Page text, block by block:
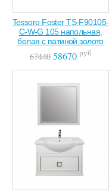
Tessoro Foster TS-F90105-
C-W-G 105 напольная,
белая с патиной золото
6744058670 руб